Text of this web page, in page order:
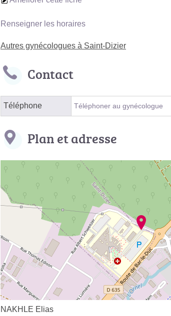
Renseigner les horaires
Autres gynécologues à Saint-Dizier
Contact
Téléphone Téléphoner au gynécologue
Plan et adresse
NAKHLE Elias